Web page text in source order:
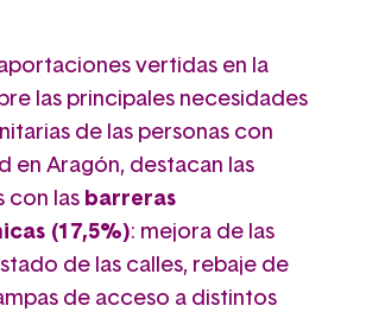
vertidas en la
las principales necesidades
de las personas con
en Aragón, destacan las
con las barreras
(17,5%): mejora de las
de las calles, rebaje de
de acceso a distintos